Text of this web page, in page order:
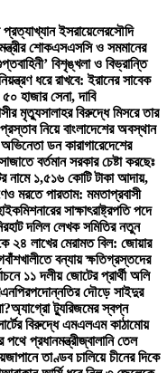
প্রত্যাখ্যান ইসরায়েলেরসৌদি
শোকএসএসসি ও সমমানের
বিশৃঙ্খলা ও বিভ্রান্তি
ধরে রাখবে: ইরানের সাবেক
হাজার সেনা, দাবি
মৃত্যুসালাহর বিরুদ্ধে মিসরে তার
নিয়ে বাংলাদেশের অবস্থান
ডন কারাগারেদেশের
বর্তমান সরকার চেষ্টা করছেঃ
নামে ১,৫১৬ কোটি টাকা আদায়,
মরতে পারতাম: মমতাপ্রবাসী
সাক্ষাৎরাষ্ট্রপতি পদে
দলিল লেখক সমিতির নতুন
২৪ লাখের মেরামত বিল: জোয়ার
বাঁশখালীতে বন্যায় ক্ষতিগ্রস্তদের
১১ দলীয় জোটের প্রার্থী অলি
পদোন্নতির দৌড়ে সাইদুর
অ্যাগ্রো ট্যুরিজমের স্বপ্ন
বিরুদ্ধে এমএলএম কাঠামোয়
পথে প্রধানমন্ত্রীজ্বালানি তেল
জাপানে তাণ্ডব চালিয়ে চীনের দিকে